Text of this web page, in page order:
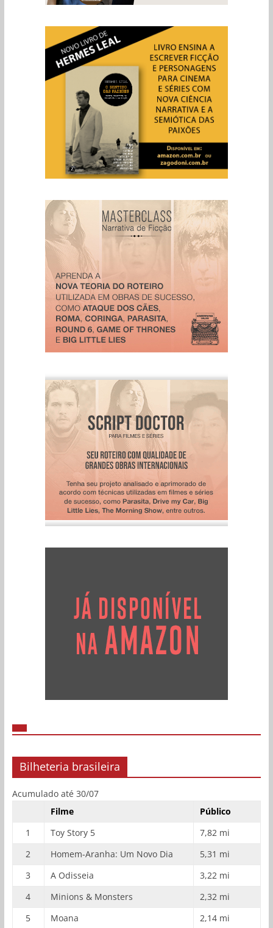
Bilheteria brasileira
Acumulado até 30/07
Filme
Público
1
Toy Story 5
7,82 mi
2
Homem-Aranha: Um Novo Dia
5,31 mi
3
A Odisseia
3,22 mi
4
Minions & Monsters
2,32 mi
5
Moana
2,14 mi